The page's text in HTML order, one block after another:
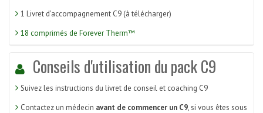
1 Livret d’accompagnement C9 (à télécharger)
18 comprimés de Forever Therm™
Conseils d'utilisation du pack C9
Suivez les instructions du livret de conseil et coaching C9
Contactez un médecin avant de commencer un C9, si vous êtes sous